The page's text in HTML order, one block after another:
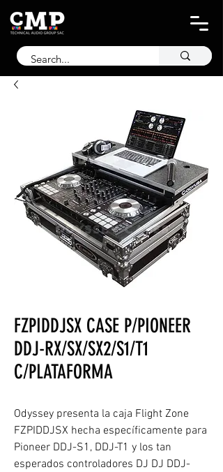
FZPIDDJSX CASE P/PIONEER
DDJ-RX/SX/SX2/S1/T1
C/PLATAFORMA
Odyssey presenta la caja Flight Zone
FZPIDDJSX hecha específicamente para
Pioneer DDJ-S1, DDJ-T1 y los tan
esperados controladores DJ DJ DDJ-